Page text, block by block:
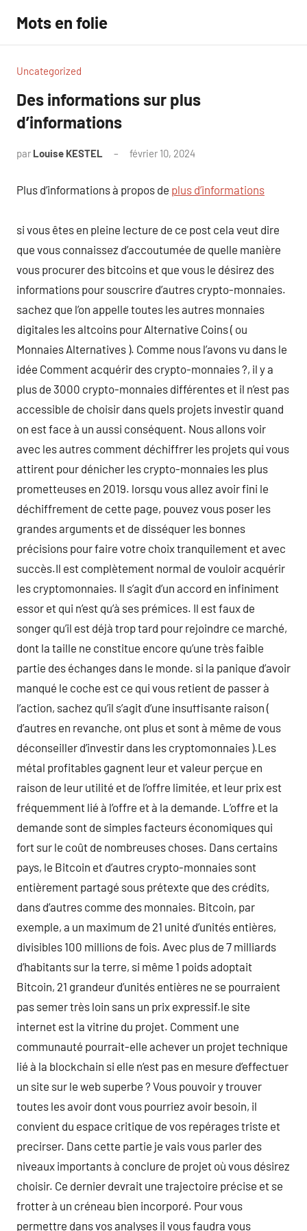
contenu
Mots en folie
Uncategorized
Des informations sur plus
d’informations
par Louise KESTEL février 10, 2024
Plus d’informations à propos de plus d’informations
si vous êtes en pleine lecture de ce post cela veut dire
que vous connaissez d’accoutumée de quelle manière
vous procurer des bitcoins et que vous le désirez des
informations pour souscrire d’autres crypto-monnaies.
sachez que l’on appelle toutes les autres monnaies
digitales les altcoins pour Alternative Coins ( ou
Monnaies Alternatives ). Comme nous l’avons vu dans le
idée Comment acquérir des crypto-monnaies ?, il y a
plus de 3000 crypto-monnaies différentes et il n’est pas
accessible de choisir dans quels projets investir quand
on est face à un aussi conséquent. Nous allons voir
avec les autres comment déchiffrer les projets qui vous
attirent pour dénicher les crypto-monnaies les plus
prometteuses en 2019. lorsqu vous allez avoir fini le
déchiffrement de cette page, pouvez vous poser les
grandes arguments et de disséquer les bonnes
précisions pour faire votre choix tranquilement et avec
succès.Il est complètement normal de vouloir acquérir
les cryptomonnaies. Il s’agit d’un accord en infiniment
essor et qui n’est qu’à ses prémices. Il est faux de
songer qu’il est déjà trop tard pour rejoindre ce marché,
dont la taille ne constitue encore qu’une très faible
partie des échanges dans le monde. si la panique d’avoir
manqué le coche est ce qui vous retient de passer à
l’action, sachez qu’il s’agit d’une insuffisante raison (
d’autres en revanche, ont plus et sont à même de vous
déconseiller d’investir dans les cryptomonnaies ).Les
métal profitables gagnent leur et valeur perçue en
raison de leur utilité et de l’offre limitée, et leur prix est
fréquemment lié à l’offre et à la demande. L’offre et la
demande sont de simples facteurs économiques qui
fort sur le coût de nombreuses choses. Dans certains
pays, le Bitcoin et d’autres crypto-monnaies sont
entièrement partagé sous prétexte que des crédits,
dans d’autres comme des monnaies. Bitcoin, par
exemple, a un maximum de 21 unité d’unités entières,
divisibles 100 millions de fois. Avec plus de 7 milliards
d’habitants sur la terre, si même 1 poids adoptait
Bitcoin, 21 grandeur d’unités entières ne se pourraient
pas semer très loin sans un prix expressif.le site
internet est la vitrine du projet. Comment une
communauté pourrait-elle achever un projet technique
lié à la blockchain si elle n’est pas en mesure d’effectuer
un site sur le web superbe ? Vous pouvoir y trouver
toutes les avoir dont vous pourriez avoir besoin, il
convient du espace critique de vos repérages triste et
precirser. Dans cette partie je vais vous parler des
niveaux importants à conclure de projet où vous désirez
choisir. Ce dernier devrait une trajectoire précise et se
frotter à un créneau bien incorporé. Pour vous
permettre dans vos analyses il vous faudra vous